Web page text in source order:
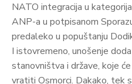
NATO integracija u
ANP-a u potpisanom
predaleko u popuštanju
I istovremeno, unošenje
stanovništva i države, koje
vratiti Osmorci. Dakako, tek